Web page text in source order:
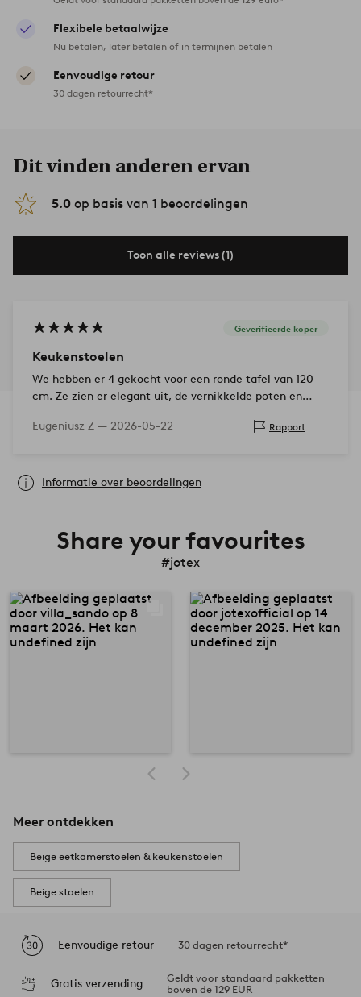
Flexibele betaalwijze
Nu betalen, later betalen of in termijnen betalen
Eenvoudige retour
30 dagen retourrecht*
Dit vinden anderen ervan
5.0 op basis van 1 beoordelingen
Toon alle reviews (1)
Geverifieerde koper
Keukenstoelen
We hebben er 4 gekocht voor een ronde tafel van 120
cm. Ze zien er elegant uit, de vernikkelde poten en
perfect onder het tafelbl…
Eugeniusz Z — 2026-05-22 Rapport
Informatie over beoordelingen
Share your favourites
#jotex
Meer ontdekken
Beige eetkamerstoelen & keukenstoelen
Beige stoelen
Eenvoudige retour 30 dagen retourrecht*
Gratis verzending
Geldt voor standaard pakketten
boven de 129 EUR